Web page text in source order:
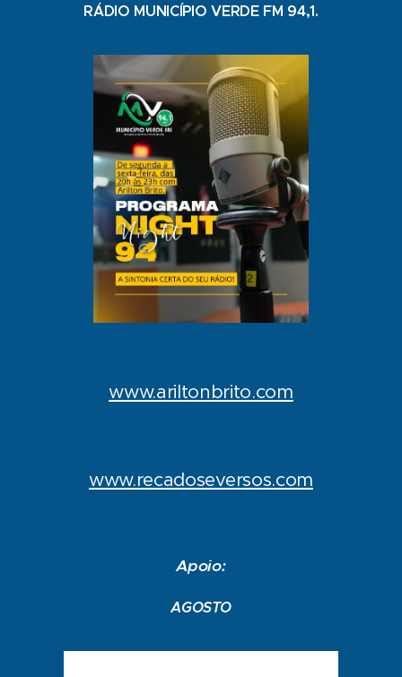
RÁDIO MUNICÍPIO VERDE FM 94,1.
www.ariltonbrito.com
www.recadoseversos.com
Apoio:
AGOSTO